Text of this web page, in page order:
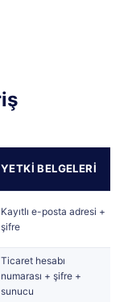
YETKI BELGELERI
Kayıtlı e-posta adresi +
şifre
Ticaret hesabı
numarası + şifre +
sunucu